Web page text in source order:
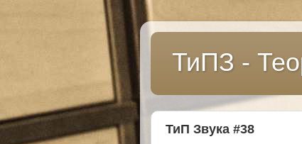
ТиПЗ -
ТиП Звука #38